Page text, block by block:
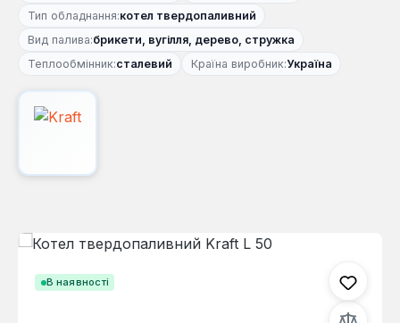
Тип обладнання:котел твердопаливний
Вид палива:брикети, вугілля, дерево, стружка
Теплообмінник:сталевий Країна виробник:Україна
В наявності
Пропустити галерею зображень